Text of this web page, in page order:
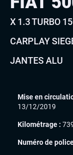
X 1.3 TURBO
CARPLAY
JANTES ALU
Mise en
13/12/2019
Kilométrage :
Numéro de